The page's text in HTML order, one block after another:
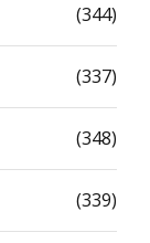
(344)
(337)
(348)
(339)